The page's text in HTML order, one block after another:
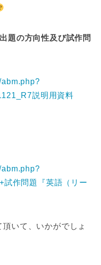
題の方向性及び試作問
説明用資料
作問題『英語（リー
いて、いかがでしょ